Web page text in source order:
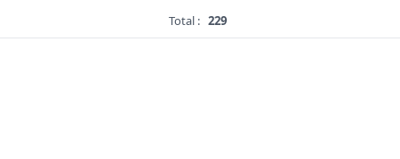
Total : 229